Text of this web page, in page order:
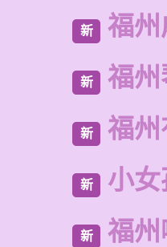
新 福
新 福州
新 福
新 小
新 福